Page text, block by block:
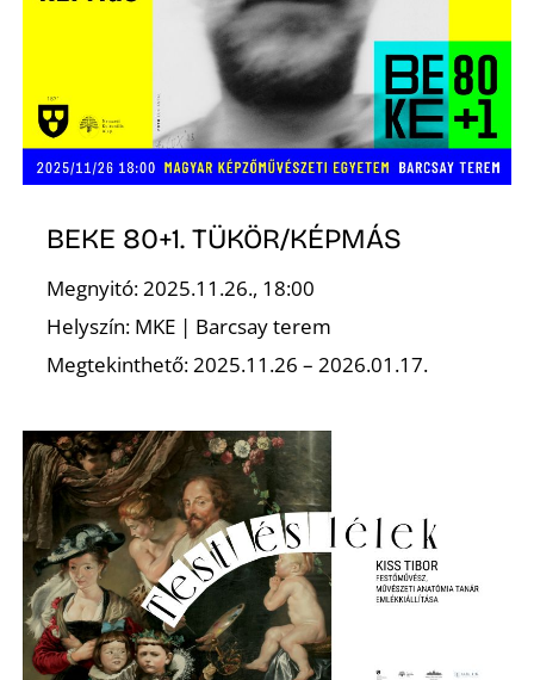
BEKE 80+1. TÜKÖR/KÉPMÁS
Megnyitó: 2025.11.26., 18:00
Helyszín: MKE | Barcsay terem
Megtekinthető: 2025.11.26 – 2026.01.17.